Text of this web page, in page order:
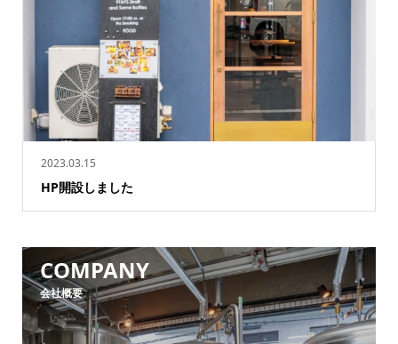
2023.03.15
HP開設しました
COMPANY
会社概要